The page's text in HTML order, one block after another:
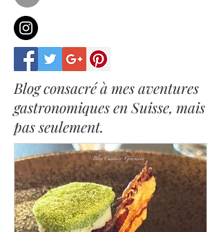
Blog consacré à mes aventures
gastronomiques en Suisse, mais
pas seulement.